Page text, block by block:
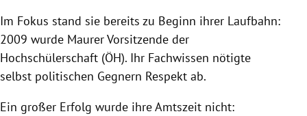
Im Fokus stand sie bereits zu Beginn ihrer Laufbahn:
2009 wurde MaurerVorsitzende der
Hochschülerschaft (ÖH). Ihr Fachwissen nötigte
selbst politischen Gegnern Respekt ab.
Ein großer Erfolg wurde ihre Amtszeit nicht: